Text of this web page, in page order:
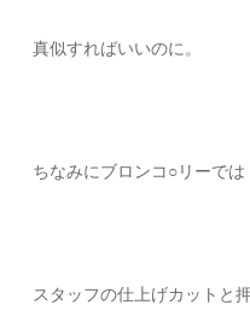
真似すればいいのに。
ちなみにブロンコ○リーでは
スタッフの仕上げカットと